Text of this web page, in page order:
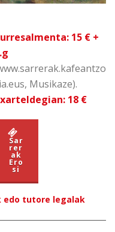
15 € +
Musikaze).
18 €
Sar
rer
ak
Ero
si
edo tutore legalak